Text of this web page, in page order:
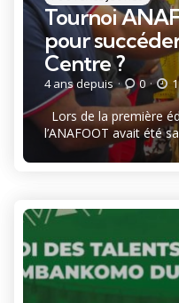
dans
Tournoi
pour
Centre ?
4 ans depuis 0
Lors de la première
l’ANAFOOT avait été